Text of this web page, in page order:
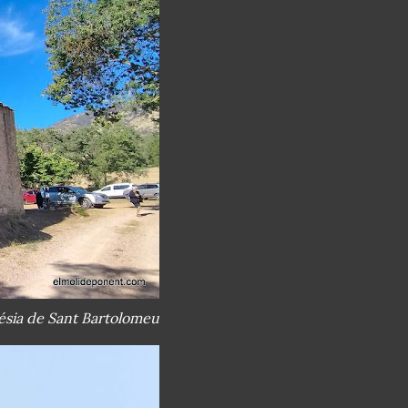
de Sant Bartolomeu